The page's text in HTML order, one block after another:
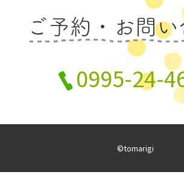
ご予約・お問
0995-24-
©tomarigi